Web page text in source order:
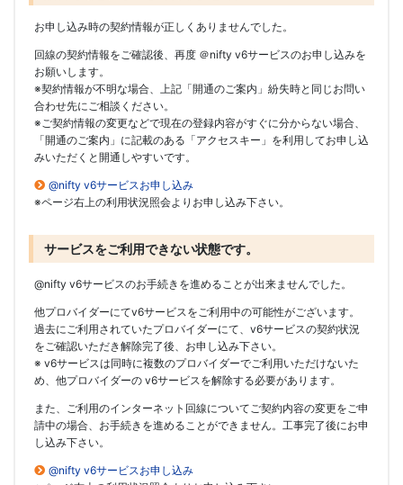
お申し込み時の契約情報が正しくありませんでした。
回線の契約情報をご確認後、再度 ＠nifty v6サービスのお申し込みを
お願いします。
※契約情報が不明な場合、上記「開通のご案内」紛失時と同じお問い
合わせ先にご相談ください。
※ご契約情報の変更などで現在の登録内容がすぐに分からない場合、
「開通のご案内」に記載のある「アクセスキー」を利用してお申し込
みいただくと開通しやすいです。
@nifty v6サービスお申し込み
※ページ右上の利用状況照会よりお申し込み下さい。
サービスをご利用できない状態です。
@nifty v6サービスのお手続きを進めることが出来ませんでした。
他プロバイダーにてv6サービスをご利用中の可能性がございます。
過去にご利用されていたプロバイダーにて、v6サービスの契約状況
をご確認いただき解除完了後、お申し込み下さい。
※ v6サービスは同時に複数のプロバイダーでご利用いただけないた
め、他プロバイダーの v6サービスを解除する必要があります。
また、ご利用のインターネット回線についてご契約内容の変更をご申
請中の場合、お手続きを進めることができません。工事完了後にお申
し込み下さい。
@nifty v6サービスお申し込み